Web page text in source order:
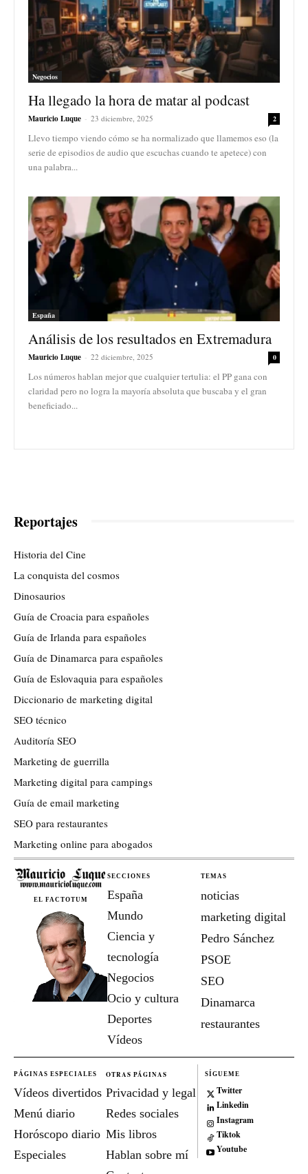
Negocios
Ha llegado la hora de matar al podcast
Mauricio Luque - 23 diciembre, 2025 2
Llevo tiempo viendo cómo se ha normalizado que llamemos eso (la
serie de episodios de audio que escuchas cuando te apetece) con
una palabra...
España
Análisis de los resultados en Extremadura
Mauricio Luque - 22 diciembre, 2025 0
Los números hablan mejor que cualquier tertulia: el PP gana con
claridad pero no logra la mayoría absoluta que buscaba y el gran
beneficiado...
Reportajes
Historia del Cine
La conquista del cosmos
Dinosaurios
Guía de Croacia para españoles
Guía de Irlanda para españoles
Guía de Dinamarca para españoles
Guía de Eslovaquia para españoles
Diccionario de marketing digital
SEO técnico
Auditoría SEO
Marketing de guerrilla
Marketing digital para campings
Guía de email marketing
SEO para restaurantes
Marketing online para abogados
EL FACTOTUM
SECCIONES
España
Mundo
Ciencia y
tecnología
Negocios
Ocio y cultura
Deportes
Vídeos
TEMAS
noticias
marketing digital
Pedro Sánchez
PSOE
SEO
Dinamarca
restaurantes
PÁGINAS ESPECIALES
Vídeos divertidos
Menú diario
Horóscopo diario
Especiales
OTRAS PÁGINAS
Privacidad y legal
Redes sociales
Mis libros
Hablan sobre mí
SÍGUEME
Twitter
Linkedin
Instagram
Tiktok
Youtube